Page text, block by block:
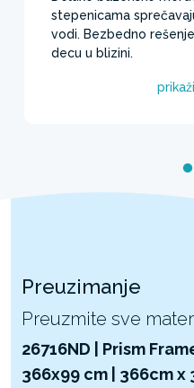
stepenicama
vodi. Bezbedno
decu u blizini.
prikaži
Preuzimanje
Preuzmite sve
26716ND | Prism
366x99 cm | 366cm x